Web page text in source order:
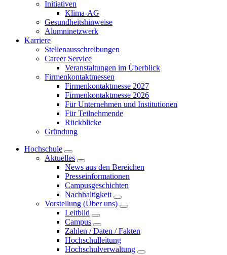
Initiativen
Klima-AG
Gesundheitshinweise
Alumninetzwerk
Karriere
Stellenausschreibungen
Career Service
Veranstaltungen im Überblick
Firmenkontaktmessen
Firmenkontaktmesse 2027
Firmenkontaktmesse 2026
Für Unternehmen und Institutionen
Für Teilnehmende
Rückblicke
Gründung
Hochschule
Aktuelles
News aus den Bereichen
Presseinformationen
Campusgeschichten
Nachhaltigkeit
Vorstellung (Über uns)
Leitbild
Campus
Zahlen / Daten / Fakten
Hochschulleitung
Hochschulverwaltung